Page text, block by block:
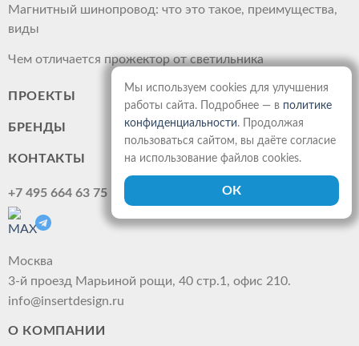
Магнитный шинопровод: что это такое, преимущества,
виды
Чем отличается прожектор от светильника
ПРОЕКТЫ
БРЕНДЫ
КОНТАКТЫ
+7 495 664 63 75
Москва
3-й проезд Марьиной рощи, 40 стр.1, офис 210.
info@insertdesign.ru
О КОМПАНИИ
Мы используем cookies для улучшения
работы сайта. Подробнее — в политике
конфиденциальности. Продолжая
пользоваться сайтом, вы даёте согласие
на использование файлов cookies.